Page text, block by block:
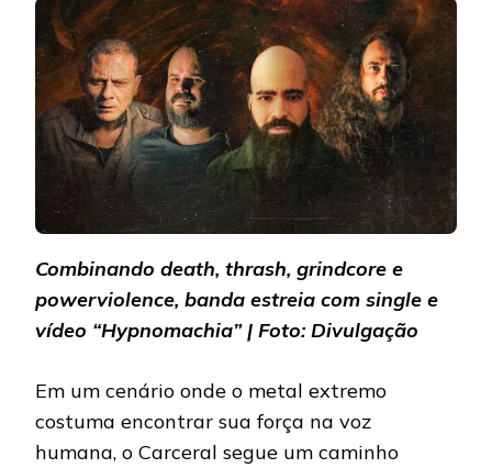
Combinando death, thrash, grindcore e
powerviolence, banda estreia com single e
vídeo “Hypnomachia” | Foto: Divulgação
Em um cenário onde o metal extremo
costuma encontrar sua força na voz
humana, o Carceral segue um caminho